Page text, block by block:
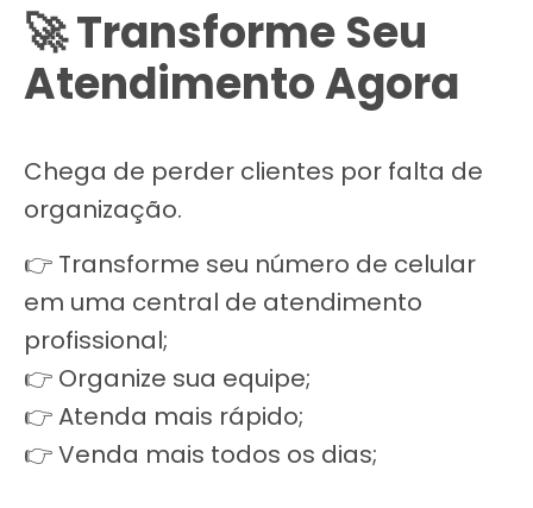
🚀 Transforme Seu
Atendimento Agora
Chega de perder clientes por falta de
organização.
👉 Transforme seu número de celular
em uma central de atendimento
profissional;
👉 Organize sua equipe;
👉 Atenda mais rápido;
👉 Venda mais todos os dias;